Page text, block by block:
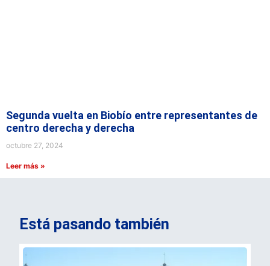
Segunda vuelta en Biobío entre representantes de
centro derecha y derecha
octubre 27, 2024
Leer más »
Está pasando también